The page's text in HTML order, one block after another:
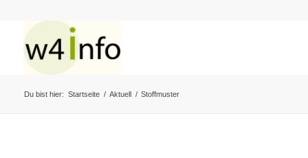
Du bist hier: Startseite / Aktuell / Stoffmuster